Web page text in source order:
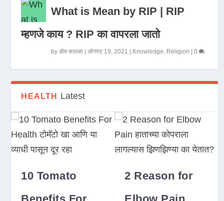
What is Mean by RIP | RIP
म्हणजे काय ? RIP का वापरला जातो
byडोम कावळा |ऑगस्ट 19, 2021 Knowledge, Religion |0
HEALTH Latest
10 Tomato
2 Reason for